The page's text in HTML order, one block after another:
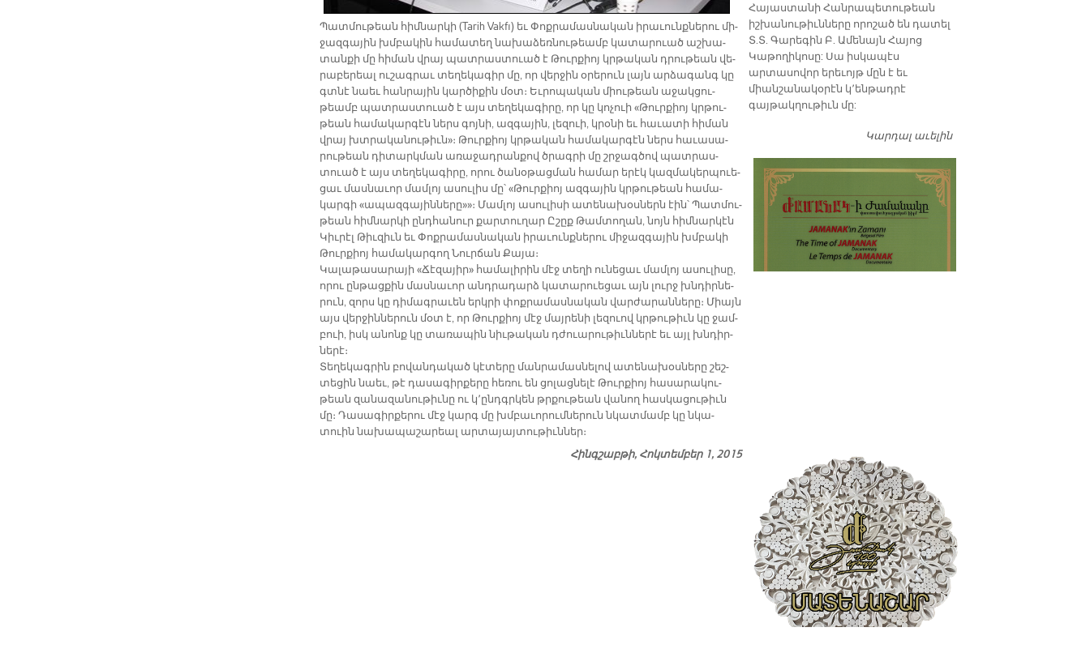
Պատ­մու­թեան հիմ­նար­կի (Tarih Vakfı) եւ Փոք­րա­մաս­նա­կան ի­րա­ւունք­նե­րու մի­
ջազ­գա­յին խմբա­կին հա­մա­տեղ նա­խա­ձեռ­նու­թեամբ կա­տա­րուած աշ­խա­
տան­քի մը հի­ման վրայ պատ­րաստուած է Թուր­քիոյ կրթա­կան դրու­թեան վե­
րա­բե­րեալ ու­շագ­րաւ տե­ղե­կա­գիր մը, որ վեր­ջին օ­րե­րուն լայն ար­ձա­գանգ կը
գտնէ նաեւ հան­րա­յին կար­ծի­քին մօտ։ Եւ­րո­պա­կան միու­թեան ա­ջակ­ցու­
թեամբ պատ­րաս­տուած է այս տե­ղե­կա­գի­րը, որ կը կո­չուի «Թուր­քիոյ կրթու­
թեան հա­մա­կար­գէն ներս գոյ­նի, ազ­գա­յին, լե­զուի, կրօ­նի եւ հա­ւա­տի հի­ման
վրայ խտրա­կա­նու­թիւն»։ Թուր­քիոյ կրթա­կան հա­մա­կար­գէն ներս հա­ւա­սա­
րու­թեան դի­տարկ­ման ա­ռա­ջադ­րան­քով ծրագ­րի մը շրջագ­ծով պատ­րաս­
տուած է այս տե­ղե­կա­գի­րը, ո­րու ծա­նօ­թաց­ման հա­մար ե­րէկ կազ­մա­կեր­պուե­
ցաւ մաս­նա­ւոր մամ­լոյ ա­սու­լիս մը՝ «Թուր­քիոյ ազ­գա­յին կրթու­թեան հա­մա­
կար­գի «ա­պազ­գա­յին­նե­րը»»։ Մամ­լոյ ա­սու­լի­սի ա­տե­նա­խօս­ներն էին՝ Պատ­մու­
թեան հիմ­նար­կի ընդ­հա­նուր քար­տու­ղար Ը­շըք Թամ­տո­ղան, նոյն հիմ­նար­կէն
Կիւ­րէլ Թիւ­զիւն եւ Փոք­րա­մաս­նա­կան ի­րա­ւունք­նե­րու մի­ջազ­գա­յին խմբա­կի
Թուր­քիոյ հա­մա­կար­գող Նուր­ճան Քա­յա։
Կա­լա­թա­սա­րա­յի «Ճէ­զա­յիր» հա­մա­լի­րին մէջ տե­ղի ու­նե­ցաւ մամ­լոյ ա­սու­լի­սը,
ո­րու ըն­թաց­քին մաս­նա­ւոր անդ­րա­դարձ կա­տա­րուե­ցաւ այն լուրջ խնդիր­նե­
րուն, զորս կը դի­մագ­րա­ւեն երկ­րի փոք­րա­մաս­նա­կան վար­ժա­րան­նե­րը։ Միայն
այս վեր­ջին­նե­րուն մօտ է, որ Թուր­քիոյ մէջ մայ­րե­նի լե­զուով կրթու­թիւն կը ջամ­
բուի, իսկ ա­նոնք կը տա­ռա­պին նիւ­թա­կան դժուա­րու­թիւն­նե­րէ եւ այլ խնդիր­
նե­րէ։
Տե­ղե­կագ­րին բո­վան­դա­կած կէ­տե­րը ման­րա­մաս­նե­լով ա­տե­նա­խօս­նե­րը շեշ­
տե­ցին նաեւ, թէ դա­սա­գիր­քե­րը հե­ռու են ցո­լաց­նե­լէ Թուր­քիոյ հա­սա­րա­կու­
թեան զա­նա­զա­նու­թիւ­նը ու կ՚ընդգր­կեն թրքու­թեան վա­նող հաս­կա­ցու­թիւն
մը։ Դա­սա­գիր­քե­րու մէջ կարգ մը խմբա­ւո­րում­նե­րուն նկատ­մամբ կը նկա­
տուին նա­խա­պա­շա­րեալ ար­տա­յայ­տու­թիւն­ներ։
Հինգշաբթի, Հոկտեմբեր 1, 2015
​Հայաստանի Հանրապետութեան
իշխանութիւնները որոշած են դատել
Տ.Տ. Գարեգին Բ. Ամենայն Հայոց
Կաթողիկոսը: Սա իսկապէս
արտասովոր երեւոյթ մըն է եւ
միանշանակօրէն կ՚ենթադրէ
գայթակղութիւն մը:
Կարդալ աւելինԴատել…